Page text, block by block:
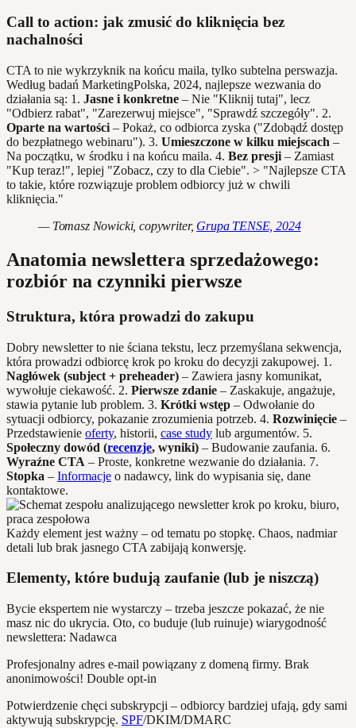
Call to action: jak zmusić do kliknięcia bez
nachalności
CTA to nie wykrzyknik na końcu maila, tylko subtelna perswazja.
Według badań MarketingPolska, 2024, najlepsze wezwania do
działania są: 1. Jasne i konkretne – Nie "Kliknij tutaj", lecz
"Odbierz rabat", "Zarezerwuj miejsce", "Sprawdź szczegóły". 2.
Oparte na wartości – Pokaż, co odbiorca zyska ("Zdobądź dostęp
do bezpłatnego webinaru"). 3. Umieszczone w kilku miejscach –
Na początku, w środku i na końcu maila. 4. Bez presji – Zamiast
"Kup teraz!", lepiej "Zobacz, czy to dla Ciebie". > "Najlepsze CTA
to takie, które rozwiązuje problem odbiorcy już w chwili
kliknięcia."
— Tomasz Nowicki, copywriter, Grupa TENSE, 2024
Anatomia newslettera sprzedażowego:
rozbiór na czynniki pierwsze
Struktura, która prowadzi do zakupu
Dobry newsletter to nie ściana tekstu, lecz przemyślana sekwencja,
która prowadzi odbiorcę krok po kroku do decyzji zakupowej. 1.
Nagłówek (subject + preheader) – Zawiera jasny komunikat,
wywołuje ciekawość. 2. Pierwsze zdanie – Zaskakuje, angażuje,
stawia pytanie lub problem. 3. Krótki wstęp – Odwołanie do
sytuacji odbiorcy, pokazanie zrozumienia potrzeb. 4. Rozwinięcie –
Przedstawienie oferty, historii, case study lub argumentów. 5.
Społeczny dowód (recenzje, wyniki) – Budowanie zaufania. 6.
Wyraźne CTA – Proste, konkretne wezwanie do działania. 7.
Stopka – Informacje o nadawcy, link do wypisania się, dane
kontaktowe.
Każdy element jest ważny – od tematu po stopkę. Chaos, nadmiar
detali lub brak jasnego CTA zabijają konwersję.
Elementy, które budują zaufanie (lub je niszczą)
Bycie ekspertem nie wystarczy – trzeba jeszcze pokazać, że nie
masz nic do ukrycia. Oto, co buduje (lub ruinuje) wiarygodność
newslettera: Nadawca
Profesjonalny adres e-mail powiązany z domeną firmy. Brak
anonimowości! Double opt-in
Potwierdzenie chęci subskrypcji – odbiorcy bardziej ufają, gdy sami
aktywują subskrypcję. SPF/DKIM/DMARC